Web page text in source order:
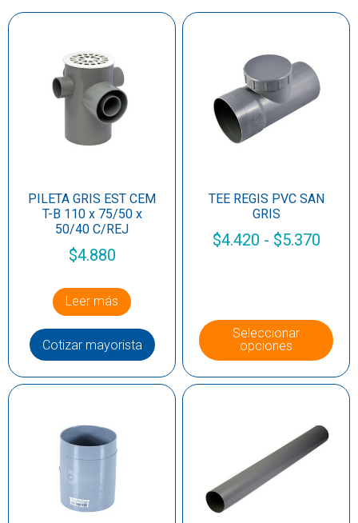
PILETA GRIS EST CEM
T-B 110 x 75/50 x
50/40 C/REJ
$4.880
Leer más
Cotizar mayorista
TEE REGIS PVC SAN
GRIS
$4.420 - $5.370
Seleccionar
opciones